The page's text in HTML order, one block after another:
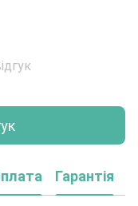
Гарантія